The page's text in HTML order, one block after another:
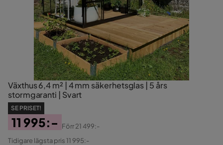
Växthus 6,4 m² | 4 mm säkerhetsglas | 5 års
stormgaranti | Svart
SE PRISET!
Pris
11 995:-
Original
Förr21 499:-
Tidigare lägsta pris 11 995:-